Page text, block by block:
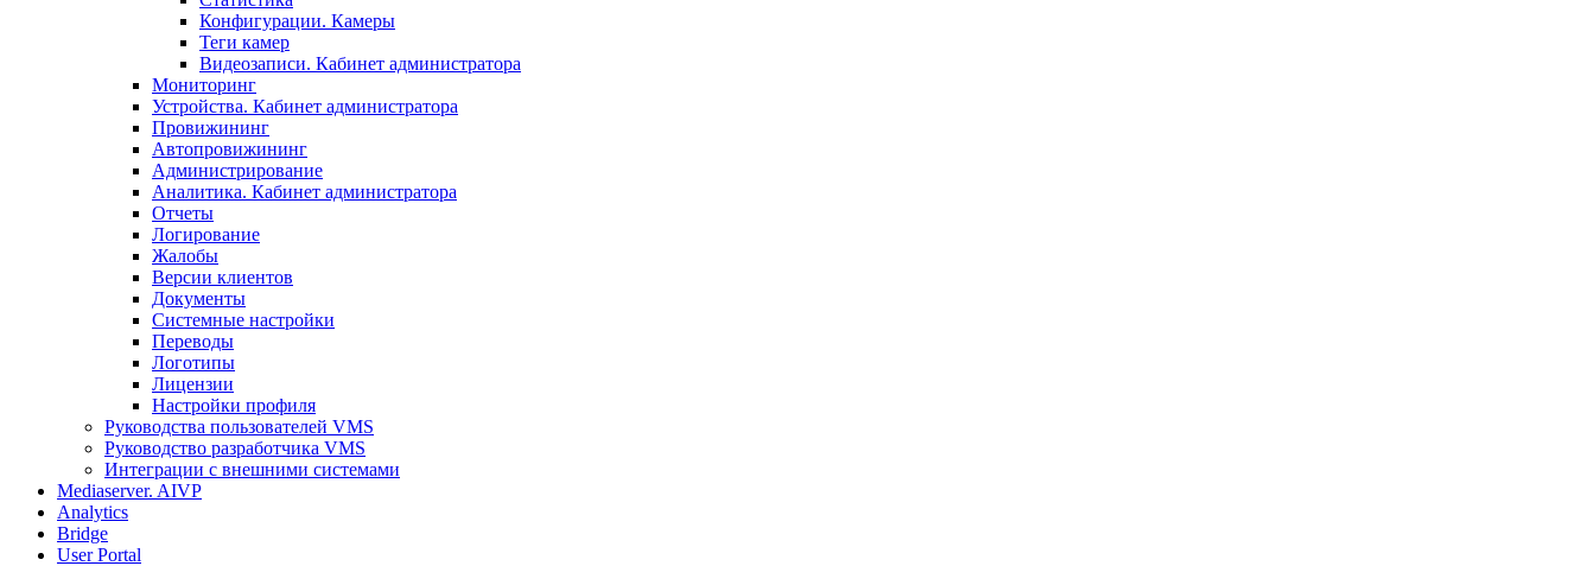
Конфигурации. Камеры
Теги камер
Видеозаписи. Кабинет администратора
Мониторинг
Устройства. Кабинет администратора
Провижининг
Автопровижининг
Администрирование
Аналитика. Кабинет администратора
Отчеты
Логирование
Жалобы
Версии клиентов
Документы
Системные настройки
Переводы
Логотипы
Лицензии
Настройки профиля
Руководства пользователей VMS
Руководство разработчика VMS
Интеграции с внешними системами
Mediaserver. AIVP
Analytics
Bridge
User Portal